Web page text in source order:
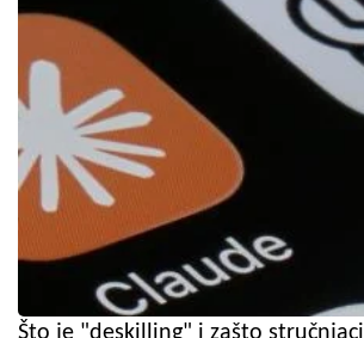
Što je "deskilling" i zašto